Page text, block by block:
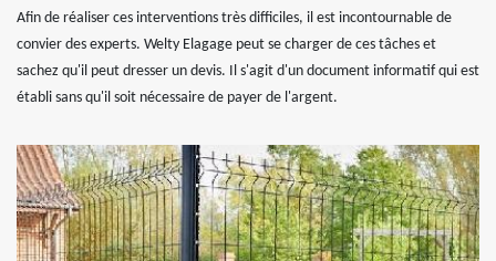
Afin de réaliser ces interventions très difficiles, il est incontournable de
convier des experts. Welty Elagage peut se charger de ces tâches et
sachez qu'il peut dresser un devis. Il s'agit d'un document informatif qui est
établi sans qu'il soit nécessaire de payer de l'argent.